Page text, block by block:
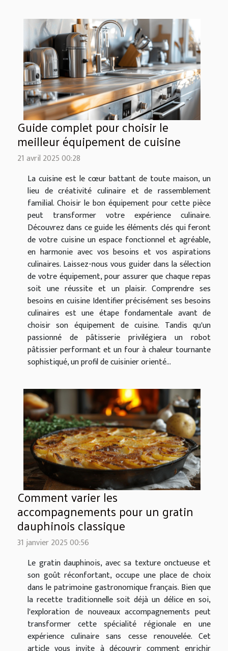
Guide complet pour choisir le
meilleur équipement de cuisine
21 avril 2025 00:28
La cuisine est le cœur battant de toute maison, un
lieu de créativité culinaire et de rassemblement
familial. Choisir le bon équipement pour cette pièce
peut transformer votre expérience culinaire.
Découvrez dans ce guide les éléments clés qui feront
de votre cuisine un espace fonctionnel et agréable,
en harmonie avec vos besoins et vos aspirations
culinaires. Laissez-nous vous guider dans la sélection
de votre équipement, pour assurer que chaque repas
soit une réussite et un plaisir. Comprendre ses
besoins en cuisine Identifier précisément ses besoins
culinaires est une étape fondamentale avant de
choisir son équipement de cuisine. Tandis qu'un
passionné de pâtisserie privilégiera un robot
pâtissier performant et un four à chaleur tournante
sophistiqué, un profil de cuisinier orienté...
Comment varier les
accompagnements pour un gratin
dauphinois classique
31 janvier 2025 00:56
Le gratin dauphinois, avec sa texture onctueuse et
son goût réconfortant, occupe une place de choix
dans le patrimoine gastronomique français. Bien que
la recette traditionnelle soit déjà un délice en soi,
l'exploration de nouveaux accompagnements peut
transformer cette spécialité régionale en une
expérience culinaire sans cesse renouvelée. Cet